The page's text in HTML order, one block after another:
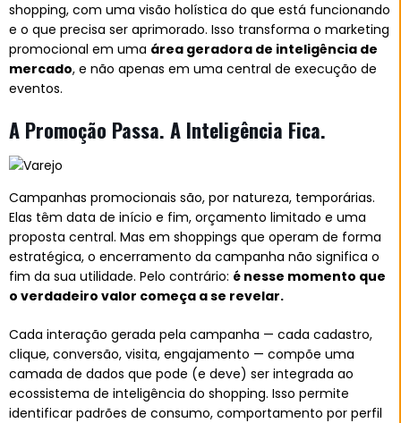
shopping, com uma visão holística do que está funcionando
e o que precisa ser aprimorado. Isso transforma o marketing
promocional em uma área geradora de inteligência de
mercado, e não apenas em uma central de execução de
eventos.
A Promoção Passa. A Inteligência Fica.
Campanhas promocionais são, por natureza, temporárias.
Elas têm data de início e fim, orçamento limitado e uma
proposta central. Mas em shoppings que operam de forma
estratégica, o encerramento da campanha não significa o
fim da sua utilidade. Pelo contrário: é nesse momento que
o verdadeiro valor começa a se revelar.
Cada interação gerada pela campanha — cada cadastro,
clique, conversão, visita, engajamento — compõe uma
camada de dados que pode (e deve) ser integrada ao
ecossistema de inteligência do shopping. Isso permite
identificar padrões de consumo, comportamento por perfil